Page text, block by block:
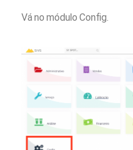
Vá no módulo Config.